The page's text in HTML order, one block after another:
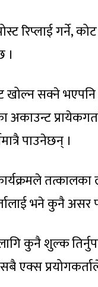
रिप्लाई गर्ने,
।
सक्ने
अकाउन्ट
पाउनेछन् ।
तत्कालका
भने कुनै असर
कुनै शुल्क
एक्स